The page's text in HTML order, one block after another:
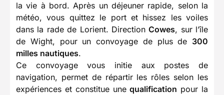
la vie à bord. Après un déjeuner rapide, selon la
météo, vous quittez le port et hissez les voiles
dans la rade de Lorient. DirectionCowes, sur l’île
de Wight, pour un convoyage de plus de 300
milles nautiques.
Ce convoyage vous initie aux postes de
navigation, permet de répartir les rôles selon les
expériences et constitue unequalification pour la